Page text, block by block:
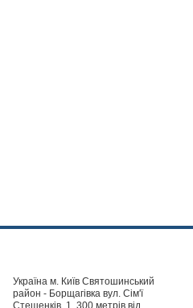
Україна м. Київ Святошинський
район - Борщагівка вул. Сім'ї
Стешенків, 1, 300 метрів від